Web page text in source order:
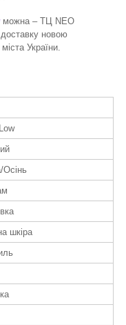
можна – ТЦ NEO
новою
України.
Осінь
шкіра